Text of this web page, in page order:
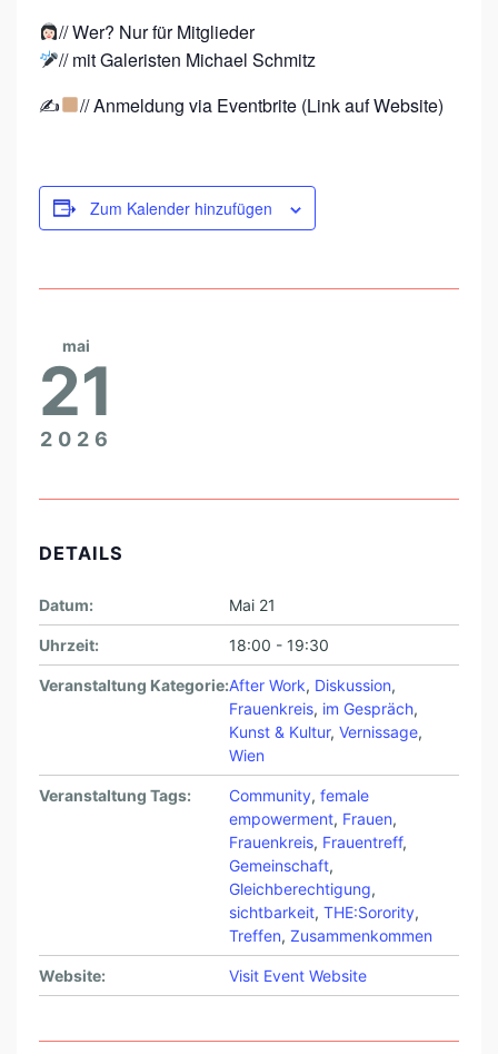
I
S
M
W
H
S
E
?
// Wer? Nur für Mitglieder
// mit Galeristen Michael Schmitz
✍
// Anmeldung via Eventbrite (Link auf Website)
Zum Kalender hinzufügen
mai
21
2026
DETAILS
Datum: Mai 21
Uhrzeit: 18:00 - 19:30
Veranstaltung Kategorie:After Work, Diskussion,
Frauenkreis, im Gespräch,
Kunst & Kultur, Vernissage,
Wien
Veranstaltung Tags: Community, female
empowerment, Frauen,
Frauenkreis, Frauentreff,
Gemeinschaft,
Gleichberechtigung,
sichtbarkeit, THE:Sorority,
Treffen, Zusammenkommen
Website: Visit Event Website